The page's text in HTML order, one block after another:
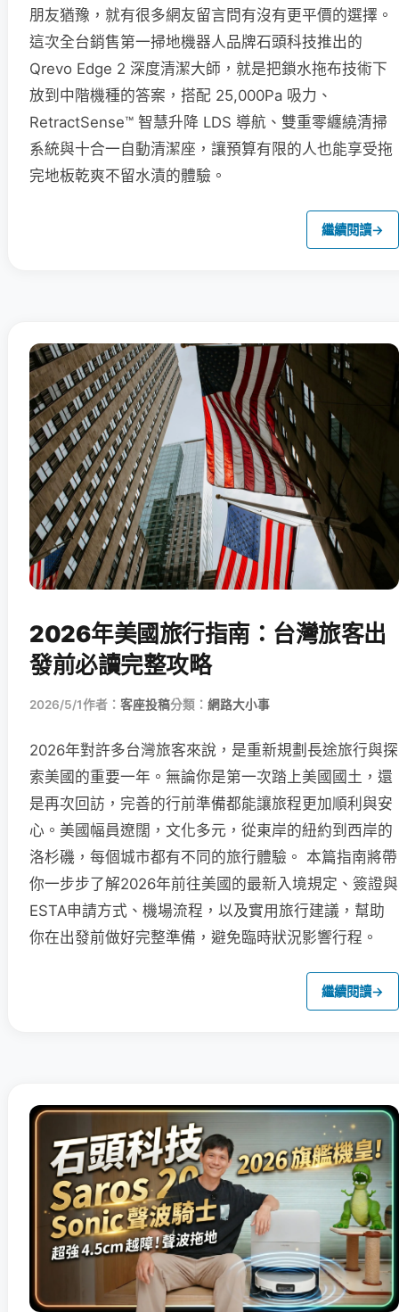
朋友猶豫，就有很多網友留言問有沒有更平價的選擇。
這次全台銷售第一掃地機器人品牌石頭科技推出的
Qrevo Edge 2 深度清潔大師，就是把鎖水拖布技術下
放到中階機種的答案，搭配 25,000Pa 吸力、
RetractSense™ 智慧升降 LDS 導航、雙重零纏繞清掃
系統與十合一自動清潔座，讓預算有限的人也能享受拖
完地板乾爽不留水漬的體驗。
繼續閱讀→
2026年美國旅行指南：台灣旅客出
發前必讀完整攻略
2026/5/1作者： 客座投稿分類： 網路大小事
2026年對許多台灣旅客來說，是重新規劃長途旅行與探
索美國的重要一年。無論你是第一次踏上美國國土，還
是再次回訪，完善的行前準備都能讓旅程更加順利與安
心。美國幅員遼闊，文化多元，從東岸的紐約到西岸的
洛杉磯，每個城市都有不同的旅行體驗。 本篇指南將帶
你一步步了解2026年前往美國的最新入境規定、簽證與
ESTA申請方式、機場流程，以及實用旅行建議，幫助
你在出發前做好完整準備，避免臨時狀況影響行程。
繼續閱讀→